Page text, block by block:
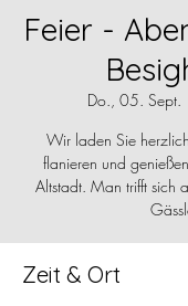
Feier -
Do., 05. Sept.
Wir laden Sie
flanieren und
Altstadt. Man trifft sich
Zeit & Ort